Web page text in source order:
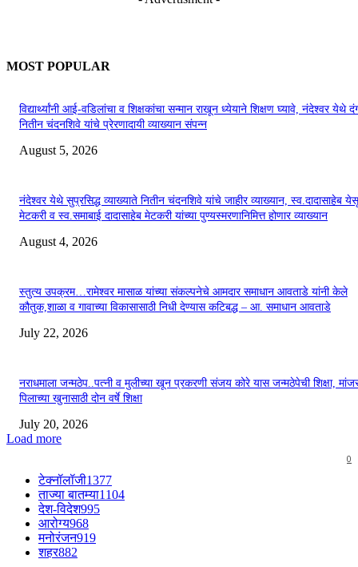
MOST POPULAR
विद्यार्थ्यांनी आई-वडिलांचा व शिक्षकांचा सन्मान राखून ध्येयाने शिक्षण घ्यावे, नंदेश्वर येथे
नितीन चंदनशिवे यांचे प्रेरणादायी व्याख्यान संपन्न
August 5, 2026
नंदेश्वर येथे सुप्रसिद्ध व्याख्याते नितीन चंदनशिवे यांचे जाहीर व्याख्यान, स्व.दादासाहेब येसू
मेटकरी व स्व.समाबाई दादासाहेब मेटकरी यांच्या पुण्यस्मरणानिमित्त होणार व्याख्यान
August 4, 2026
स्तुत्य उपक्रम…रामेश्वर मासाळ यांच्या संकल्पनेचे आमदार समाधान आवताडे यांनी केले
कौतुक,शाळा व गावाच्या विकासासाठी निधी देण्यास कटिबद्ध – आ. समाधान आवताडे
July 22, 2026
नराधमाला जन्मठेप..पत्नी व मुलीच्या खून प्रकरणी संजय कोरे यास जन्मठेपेची शिक्षा,
पिलाच्या खुनासाठी दोन वर्षे शिक्षा
July 20, 2026
Load more
0
टेक्नॉलॉजी1377
ताज्या बातम्या1104
देश-विदेश995
आरोग्य968
मनोरंजन919
शहर882